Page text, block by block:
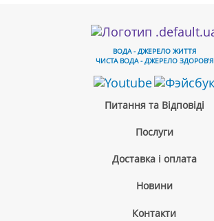
ВОДА - ДЖЕРЕЛО ЖИТТЯ
ЧИСТА ВОДА - ДЖЕРЕЛО ЗДОРОВ'Я
Питання та Відповіді
Послуги
Доставка і оплата
Новини
Контакти